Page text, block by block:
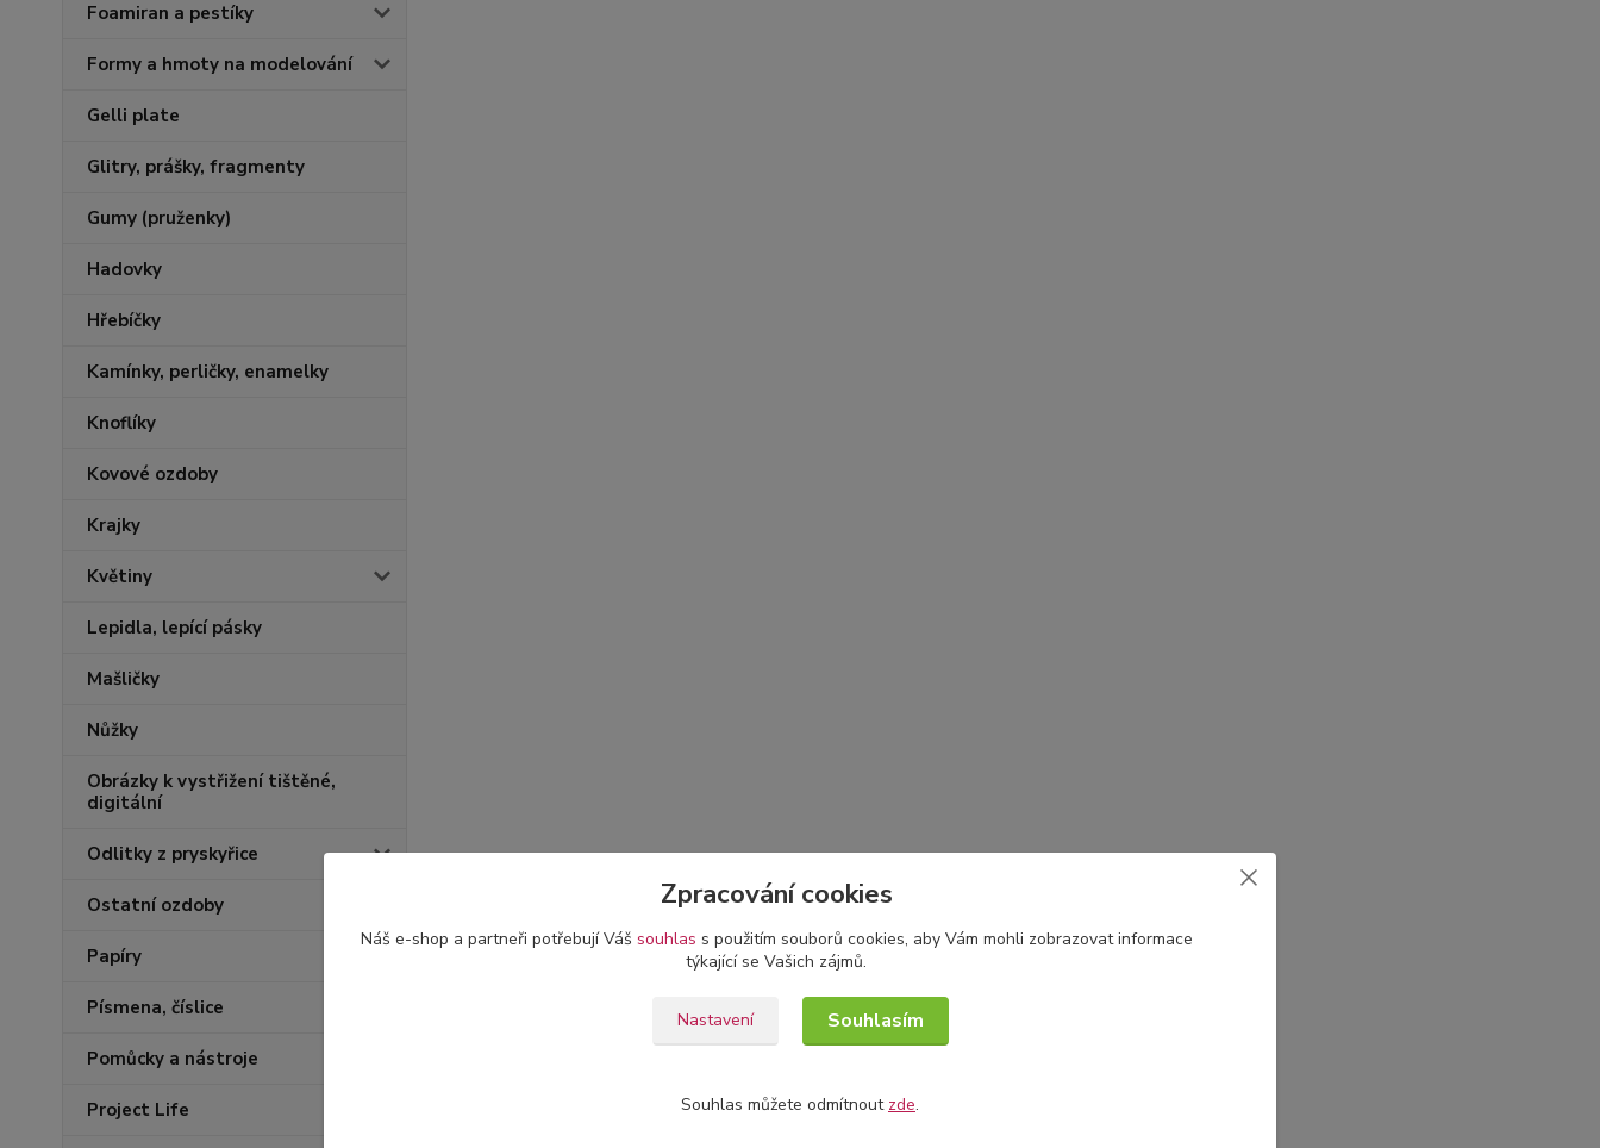
Foamiran a pestíky
Formy a hmoty na modelování
Gelli plate
Glitry, prášky, fragmenty
Gumy (pruženky)
Hadovky
Hřebíčky
Kamínky, perličky, enamelky
Knoflíky
Kovové ozdoby
Krajky
Květiny
Lepidla, lepící pásky
Mašličky
Nůžky
Obrázky k vystřižení tištěné,
digitální
Odlitky z pryskyřice
Ostatní ozdoby
Papíry
Písmena, číslice
Pomůcky a nástroje
Project Life
Zpracování cookies
Náš e-shop a partneři potřebují Váš souhlas s použitím souborů cookies, aby Vám mohli zobrazovat informace
týkající se Vašich zájmů.
Nastavení Souhlasím
Souhlas můžete odmítnout zde.